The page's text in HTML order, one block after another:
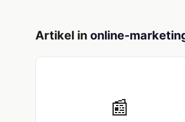
Artikel in online-
📰